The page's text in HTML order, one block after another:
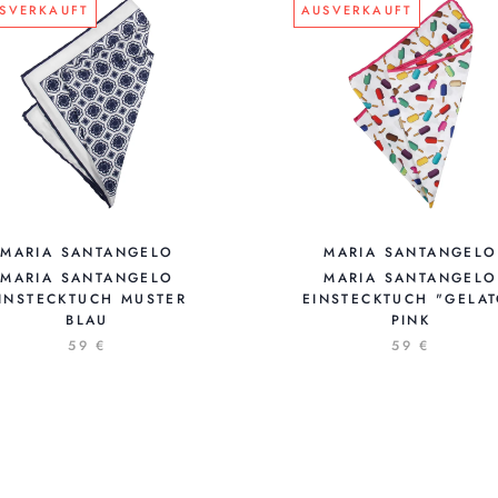
MARIA SANTANGELO
MARIA SANTANGELO
MUSTER
BLAU
59 €
AUSVERKAUFT
MARIA SANTANGELO
MARIA SANTANGELO
EINSTECKTUCH
PINK
59 €